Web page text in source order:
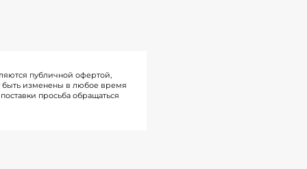
публичной офертой,
быть изменены в любое время
просьба обращаться